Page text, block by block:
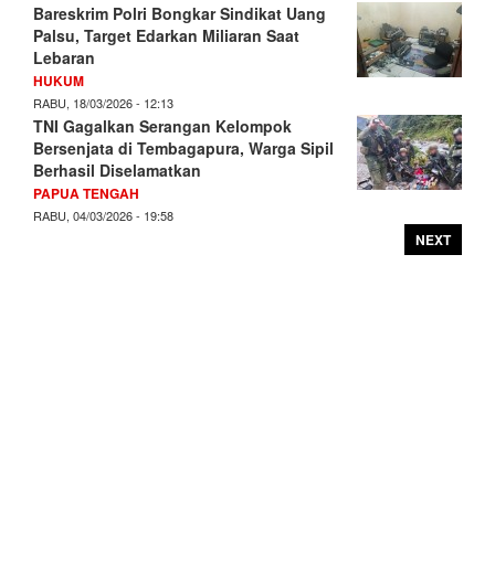
Bareskrim Polri Bongkar Sindikat Uang
Palsu, Target Edarkan Miliaran Saat
Lebaran
HUKUM
RABU, 18/03/2026 - 12:13
TNI Gagalkan Serangan Kelompok
Bersenjata di Tembagapura, Warga Sipil
Berhasil Diselamatkan
PAPUA TENGAH
RABU, 04/03/2026 - 19:58
NEXT